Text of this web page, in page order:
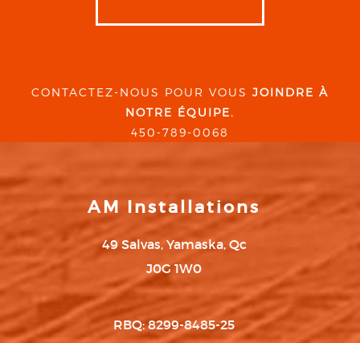
CONTACTEZ-NOUS POUR VOUS JOINDRE À
NOTRE ÉQUIPE.
450-789-0068
AM Installations
49 Salvas, Yamaska, Qc
J0G 1W0
RBQ: 8299-8485-25